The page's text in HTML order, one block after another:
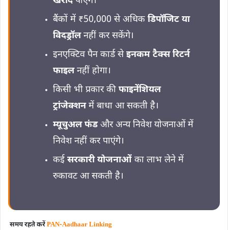
बैंकों में ₹50,000 से अधिक डिपॉजिट या
विदड्रॉलनहीं कर सकेंगे।
इनएक्टिव पैन कार्ड सेइनकम टैक्स रिटर्न
फाइलनहीं होगा।
किसी भी प्रकार की फाइनेंशियल
ट्रांजेक्शनमें बाधा आ सकती है।
म्यूचुअल फंडऔर अन्य निवेश योजनाओं में
निवेश नहीं कर पाएंगे।
कई सरकारी योजनाओं का लाभ लेने में
रुकावट आ सकती है।
समय रहते करेंPAN-Aadhaar Linking